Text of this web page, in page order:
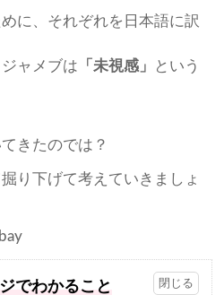
に、それぞれを日本語に訳
ジャメブは 「未視感」
という
きたのでは？
り下げて考えていきましょ
でわかること